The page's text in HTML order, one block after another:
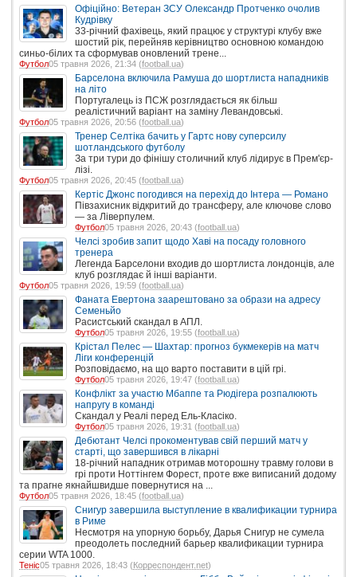
Офіційно: Ветеран ЗСУ Олександр Протченко очолив
Кудрівку
33-річний фахівець, який працює у структурі клубу вже
шостий рік, перейняв керівництво основною командою
синьо-білих та сформував оновлений трене...
Футбол05 травня 2026, 21:34 (football.ua)
Барселона включила Рамуша до шортлиста нападників
на літо
Португалець із ПСЖ розглядається як більш
реалістичний варіант на заміну Левандовські.
Футбол05 травня 2026, 20:56 (football.ua)
Тренер Селтіка бачить у Гартс нову суперсилу
шотландського футболу
За три тури до фінішу столичний клуб лідирує в Прем'єр-
лізі.
Футбол05 травня 2026, 20:45 (football.ua)
Кертіс Джонс погодився на перехід до Інтера — Романо
Півзахисник відкритий до трансферу, але ключове слово
— за Ліверпулем.
Футбол05 травня 2026, 20:43 (football.ua)
Челсі зробив запит щодо Хаві на посаду головного
тренера
Легенда Барселони входив до шортлиста лондонців, але
клуб розглядає й інші варіанти.
Футбол05 травня 2026, 19:59 (football.ua)
Фаната Евертона заарештовано за образи на адресу
Семеньйо
Расистський скандал в АПЛ.
Футбол05 травня 2026, 19:55 (football.ua)
Крістал Пелес — Шахтар: прогноз букмекерів на матч
Ліги конференцій
Розповідаємо, на що варто поставити в цій грі.
Футбол05 травня 2026, 19:47 (football.ua)
Конфлікт за участю Мбаппе та Рюдігера розпалюють
напругу в команді
Скандал у Реалі перед Ель-Класіко.
Футбол05 травня 2026, 19:31 (football.ua)
Дебютант Челсі прокоментував свій перший матч у
старті, що завершився в лікарні
18-річний нападник отримав моторошну травму голови в
грі проти Ноттінгем Форест, проте вже виписаний додому
та прагне якнайшвидше повернутися на ...
Футбол05 травня 2026, 18:45 (football.ua)
Снигур завершила выступление в квалификации турнира
в Риме
Несмотря на упорную борьбу, Дарья Снигур не сумела
преодолеть последний барьер квалификации турнира
серии WTA 1000.
Теніс05 травня 2026, 18:43 (Корреспондент.net)